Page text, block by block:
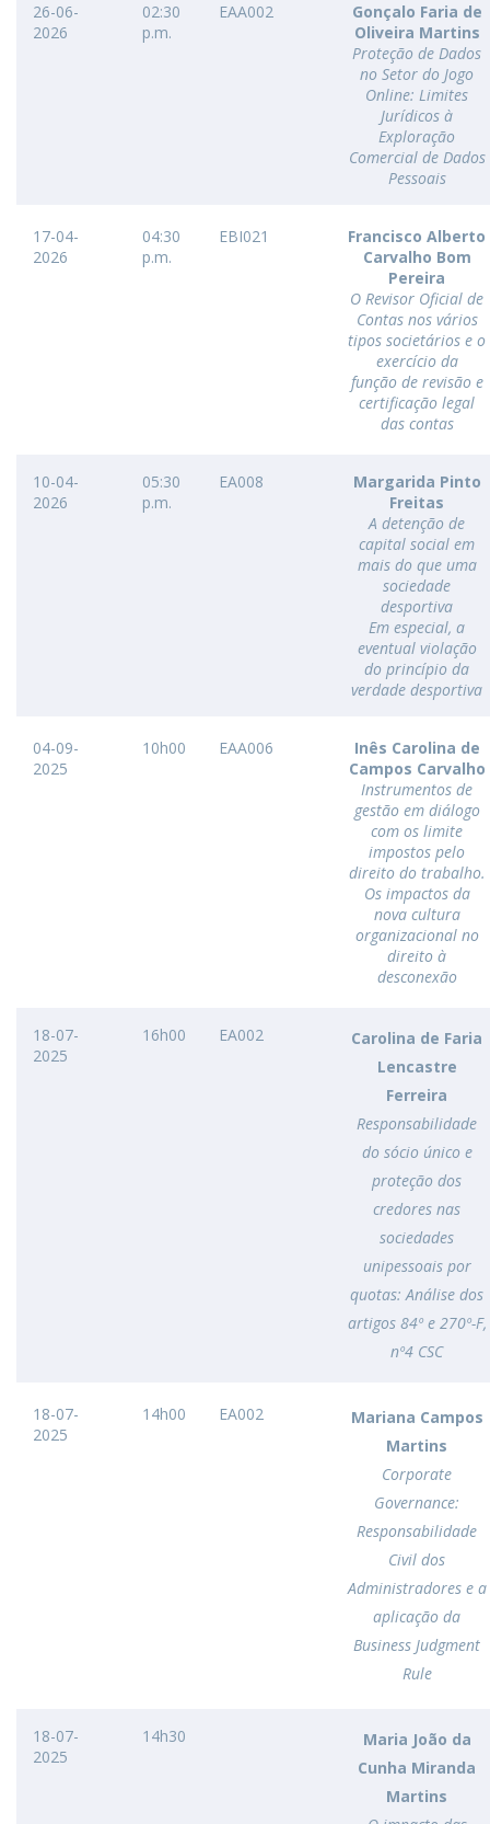
26-06-
2026
02:30
p.m.
EAA002
Gonçalo Faria de
Oliveira Martins
Proteção de Dados
no Setor do Jogo
Online: Limites
Jurídicos à
Exploração
Comercial de Dados
Pessoais
17-04-
2026
04:30
p.m.
EBI021
Francisco Alberto
Carvalho Bom
Pereira
O Revisor Oficial de
Contas nos vários
tipos societários e o
exercício da
função de revisão e
certificação legal
das contas
10-04-
2026
05:30
p.m.
EA008
Margarida Pinto
Freitas
A detenção de
capital social em
mais do que uma
sociedade
desportiva
Em especial, a
eventual violação
do princípio da
verdade desportiva
04-09-
2025
10h00 EAA006
Inês Carolina de
Campos Carvalho
Instrumentos de
gestão em diálogo
com os limite
impostos pelo
direito do trabalho.
Os impactos da
nova cultura
organizacional no
direito à
desconexão
18-07-
2025
16h00 EA002
Carolina de Faria
Lencastre
Ferreira
Responsabilidade
do sócio único e
proteção dos
credores nas
sociedades
unipessoais por
quotas: Análise dos
artigos 84º e 270º-F,
nº4 CSC
18-07-
2025
14h00 EA002
Mariana Campos
Martins
Corporate
Governance:
Responsabilidade
Civil dos
Administradores e a
aplicação da
Business Judgment
Rule
18-07-
2025
14h30
Maria João da
Cunha Miranda
Martins